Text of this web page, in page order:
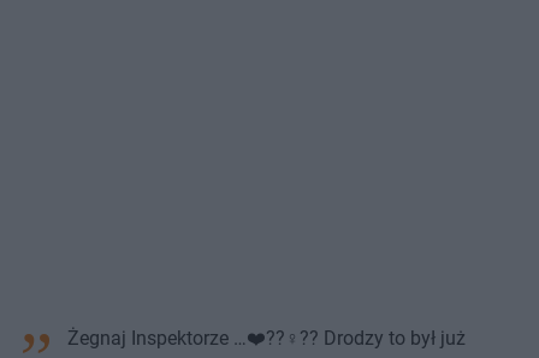
Żegnaj Inspektorze …❤️??‍♀️?? Drodzy to był już